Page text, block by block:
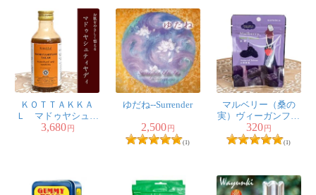
ＫＯＴＴＡＫＫＡ
Ｌ マドゥヤシュテ
ィヤディ タイラム
3,680円
ゆだね--Surrender
2,500円
(1)
マルベリー（桑の
実）ヴィーガンフル
ーツゼリー 42g
320円
(1)